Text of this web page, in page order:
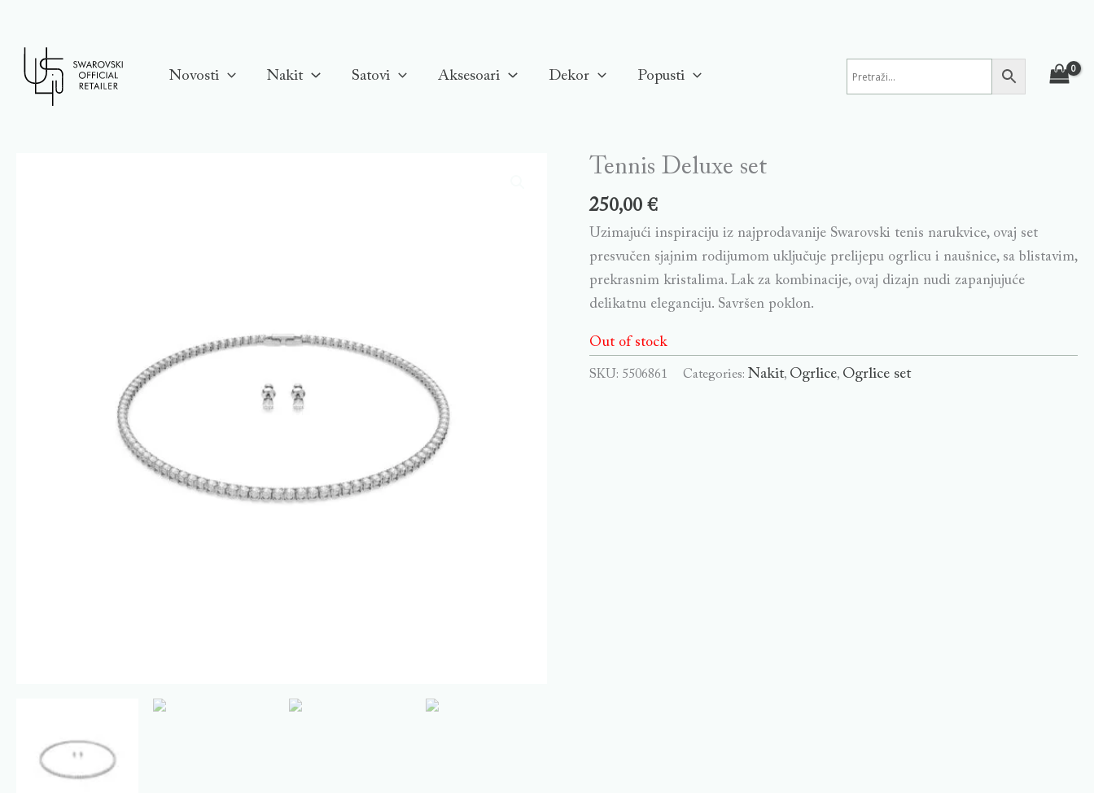
content
Novosti
Nakit Satovi Aksesoari Dekor Popusti
Tennis Deluxe set
250,00€
Uzimajući inspiraciju iz najprodavanije Swarovski tenis narukvice, ovaj set
presvučen sjajnim rodijumom uključuje prelijepu ogrlicu i naušnice, sa blistavim,
prekrasnim kristalima. Lak za kombinacije, ovaj dizajn nudi zapanjujuće
delikatnu eleganciju. Savršen poklon.
Out of stock
SKU: 5506861 Categories:Nakit, Ogrlice, Ogrlice set